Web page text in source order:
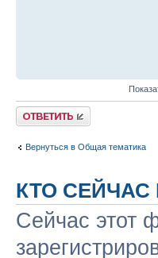
Ответить
Вернуться в Общая тематика
КТО
Сейчас этот